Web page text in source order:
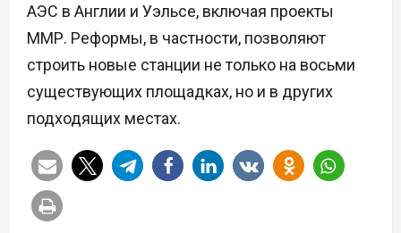
АЭС в Англии и Уэльсе, включая проекты
ММР. Реформы, в частности, позволяют
строить новые станции не только на восьми
существующих площадках, но и в других
подходящих местах.